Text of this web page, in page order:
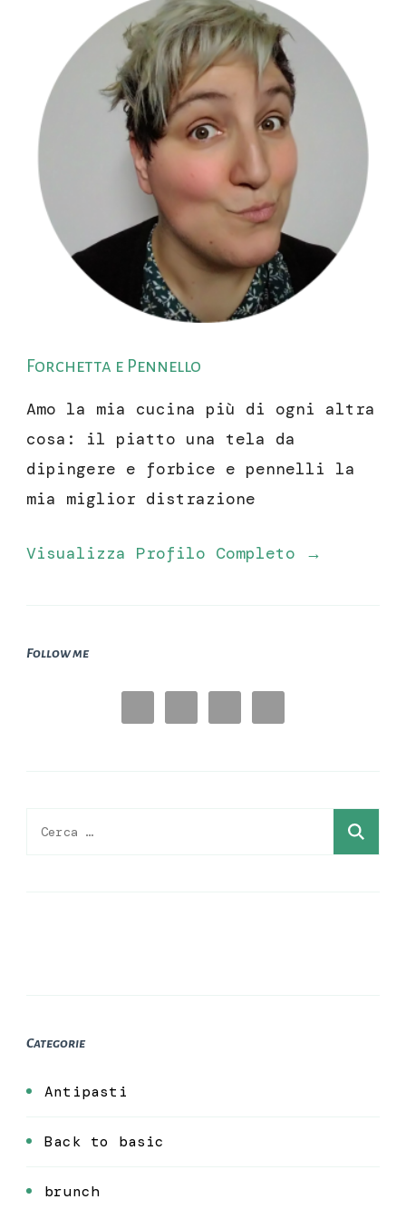
Forchetta e Pennello
Amo la mia cucina più di ogni altra
cosa: il piatto una tela da
dipingere e forbice e pennelli la
mia miglior distrazione
Visualizza Profilo Completo →
Follow me
Ricerca
Categorie
Antipasti
Back to basic
brunch